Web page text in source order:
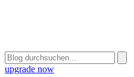
upgrade now